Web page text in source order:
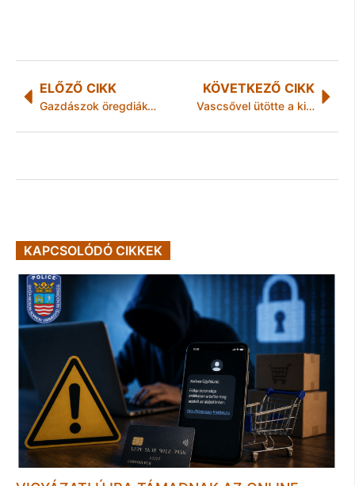
ELŐZŐ CIKK
Gazdászok öregdiák-találkozója
KÖVETKEZŐ CIKK
Vascsővel ütötte a kiscicát
KAPCSOLÓDÓ CIKKEK